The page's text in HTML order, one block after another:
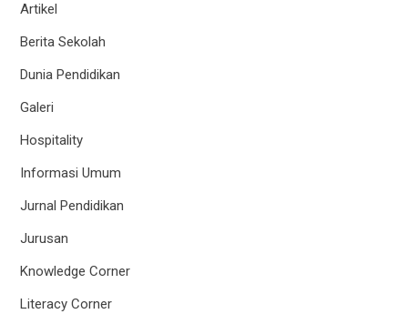
Artikel
Berita Sekolah
Dunia Pendidikan
Galeri
Hospitality
Informasi Umum
Jurnal Pendidikan
Jurusan
Knowledge Corner
Literacy Corner